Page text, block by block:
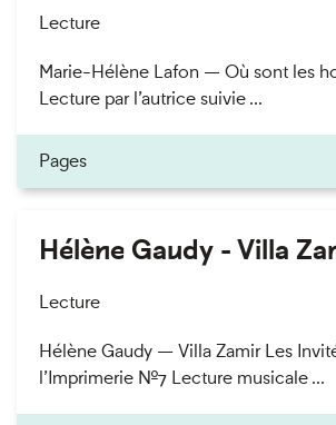
Lecture
Marie-Hélène Lafon — Où sont les
Lecture par l’autrice suivie ...
Pages
Hélène Gaudy - Villa
Lecture
Hélène Gaudy — Villa Zamir Les
l’Imprimerie n°7 Lecture musicale ...